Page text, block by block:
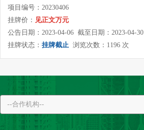
项目编号：20230406
挂牌价： 见正文万元
公告日期：2023-04-06 截至日期：2023-04-30
挂牌状态： 挂牌截止 浏览次数：1196 次